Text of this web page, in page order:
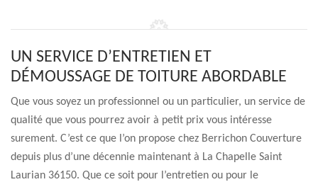
UN SERVICE D’ENTRETIEN ET
DÉMOUSSAGE DE TOITURE ABORDABLE
Que vous soyez un professionnel ou un particulier, un service de
qualité que vous pourrez avoir à petit prix vous intéresse
surement. C’est ce que l’on propose chez Berrichon Couverture
depuis plus d’une décennie maintenant à La Chapelle Saint
Laurian 36150. Que ce soit pour l’entretien ou pour le